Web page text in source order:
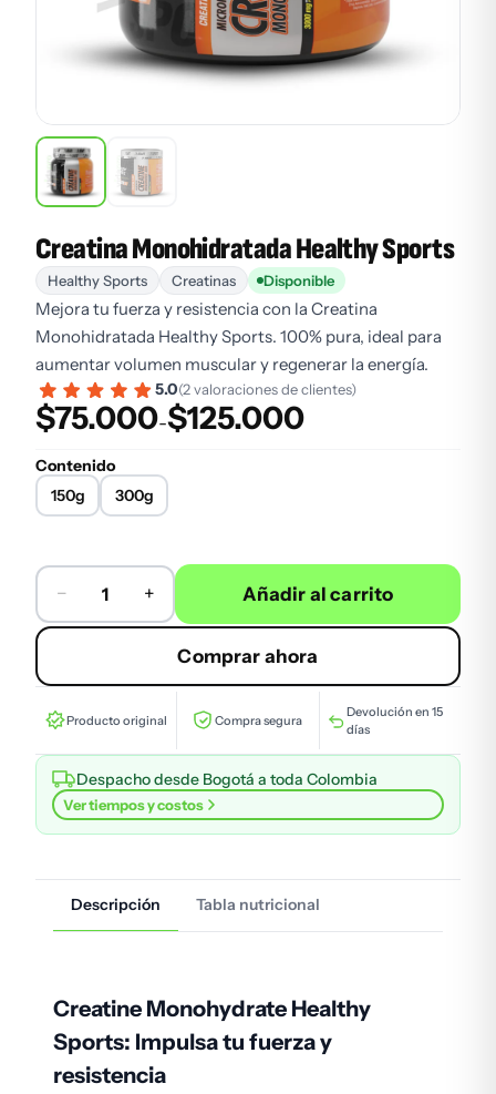
Creatina Monohidratada Healthy Sports
Healthy Sports Creatinas Disponible
Mejora tu fuerza y resistencia con la Creatina
Monohidratada Healthy Sports. 100% pura, ideal para
aumentar volumen muscular y regenerar la energía.
5.0(2 valoraciones de clientes)
$75.000-$125.000
Rango de precios: desde $75.000 hasta $125.000
Contenido
150g
300g
Creatina Monohidratada Healthy Sports cantidad
− + Añadir al carrito
Comprar ahora
Producto original Compra segura
Devolución en 15
días
Despacho desde Bogotá a toda Colombia
Ver tiempos y costos
Descripción Tabla nutricional
Creatine Monohydrate Healthy
Sports: Impulsa tu fuerza y
resistencia